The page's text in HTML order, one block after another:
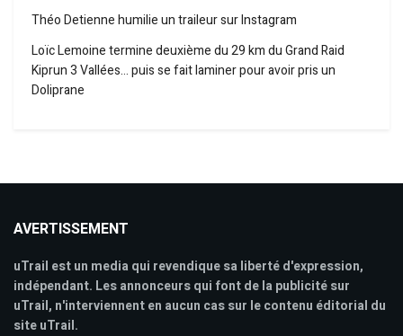
Théo Detienne humilie un traileur sur Instagram
Loïc Lemoine termine deuxième du 29 km du Grand Raid
Kiprun 3 Vallées… puis se fait laminer pour avoir pris un
Doliprane
AVERTISSEMENT
uTrail est un media qui revendique sa liberté d'expression,
indépendant. Les annonceurs qui font de la publicité sur
uTrail, n'interviennent en aucun cas sur le contenu éditorial du
site uTrail.